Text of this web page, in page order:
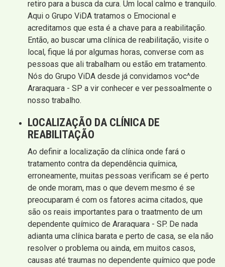
retiro para a busca da cura. Um local calmo e tranquilo.
Aqui o Grupo ViDA tratamos o Emocional e
acreditamos que esta é a chave para a reabilitação.
Então, ao buscar uma clínica de reabilitação, visite o
local, fique lá por algumas horas, converse com as
pessoas que ali trabalham ou estão em tratamento.
Nós do Grupo ViDA desde já convidamos voc^de
Araraquara - SP a vir conhecer e ver pessoalmente o
nosso trabalho.
LOCALIZAÇÃO DA CLÍNICA DE
REABILITAÇÃO
Ao definir a localização da clínica onde fará o
tratamento contra da dependência química,
erroneamente, muitas pessoas verificam se é perto
de onde moram, mas o que devem mesmo é se
preocuparam é com os fatores acima citados, que
são os reais importantes para o traatmento de um
dependente químico de Araraquara - SP. De nada
adianta uma clínica barata e perto de casa, se ela não
resolver o problema ou ainda, em muitos casos,
causas até traumas no dependente químico que pode